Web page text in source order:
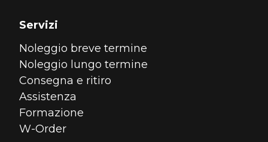
Servizi
Noleggio breve termine
Noleggio lungo termine
Consegna e ritiro
Assistenza
Formazione
W-Order